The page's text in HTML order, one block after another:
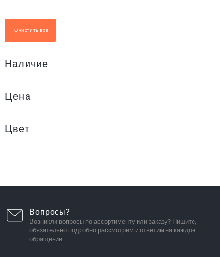
Очистить всё
Наличие
Цена
Цвет
Вопросы?
Возникли вопросы по ассортименту или заказу? Пишите,
обязательно подробно рассмотрим и ответим на каждое
обращение